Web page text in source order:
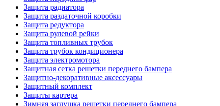
Защита радиатора
Защита раздаточной коробки
Защита редуктора
Защита рулевой рейки
Защита топливных трубок
Защита трубок кондиционера
Защита электромотора
Защитная сетка решетки переднего бампера
Защитно-декоративные аксессуары
Защитный комплект
Защиты картера
Зимняя заглушка решетки переднего бампера